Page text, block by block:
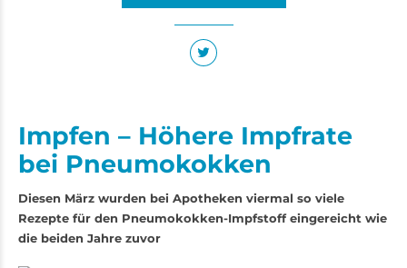
Impfen – Höhere Impfrate
bei Pneumokokken
Diesen März wurden bei Apotheken viermal so viele
Rezepte für den Pneumokokken-Impfstoff eingereicht wie
die beiden Jahre zuvor